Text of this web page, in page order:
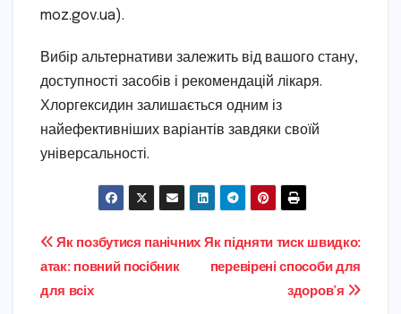
moz.gov.ua).
Вибір альтернативи залежить від вашого стану,
доступності засобів і рекомендацій лікаря.
Хлоргексидин залишається одним із
найефективніших варіантів завдяки своїй
універсальності.
Навігація
записів
Як підняти тиск швидко:
перевірені способи для
здоров’я
Як позбутися панічних
атак: повний посібник
для всіх